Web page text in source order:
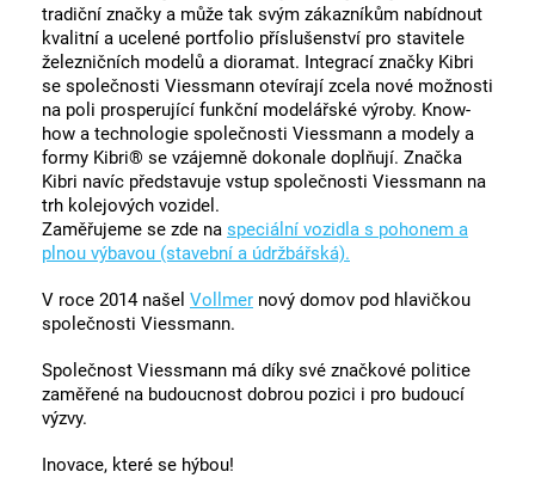
tradiční značky a může tak svým zákazníkům nabídnout
kvalitní a ucelené portfolio příslušenství pro stavitele
železničních modelů a dioramat. Integrací značky Kibri
se společnosti Viessmann otevírají zcela nové možnosti
na poli prosperující funkční modelářské výroby. Know-
how a technologie společnosti Viessmann a modely a
formy Kibri® se vzájemně dokonale doplňují. Značka
Kibri navíc představuje vstup společnosti Viessmann na
trh kolejových vozidel.
Zaměřujeme se zde na speciální vozidla s pohonem a
plnou výbavou (stavební a údržbářská).
V roce 2014 našel Vollmer nový domov pod hlavičkou
společnosti Viessmann.
Společnost Viessmann má díky své značkové politice
zaměřené na budoucnost dobrou pozici i pro budoucí
výzvy.
Inovace, které se hýbou!